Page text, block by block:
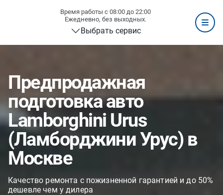
Время работы с 08:00 до 22:00
Ежедневно, без выходных.
Выбрать сервис
Предпродажная
подготовка авто
Lamborghini Urus
(Ламборджини Урус) в
Москве
Качество ремонта с пожизненной гарантией и до 50%
дешевле чем у дилера